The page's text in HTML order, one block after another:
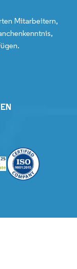
Mitarbeitern,